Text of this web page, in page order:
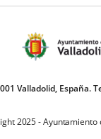
Valladolid, España.
2025 - Ayuntamiento